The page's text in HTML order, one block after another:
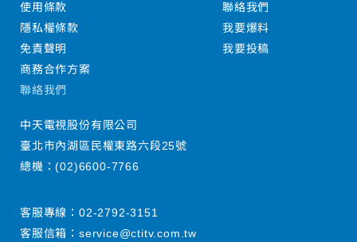
使用條款
隱私權條款
免責聲明
商務合作方案
聯絡我們
我要爆料
我要投稿
聯絡我們
中天電視股份有限公司
臺北市內湖區民權東路六段25號
總機：(02)6600-7766
客服專線： 02-2792-3151
客服信箱： service@ctitv.com.tw